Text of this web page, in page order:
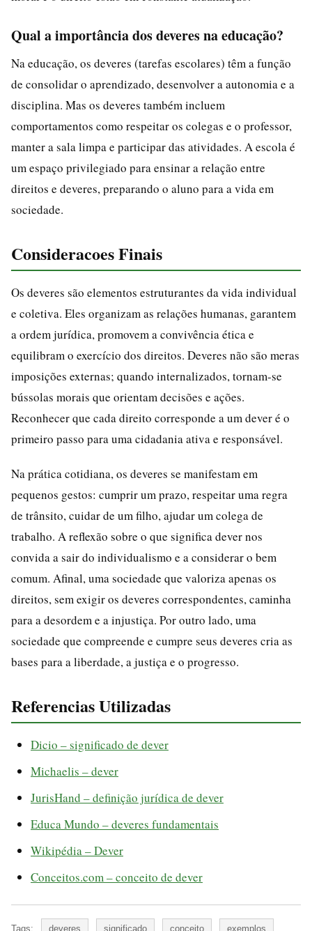
Qual a importância dos deveres na educação?
Na educação, os deveres (tarefas escolares) têm a função
de consolidar o aprendizado, desenvolver a autonomia e a
disciplina. Mas os deveres também incluem
comportamentos como respeitar os colegas e o professor,
manter a sala limpa e participar das atividades. A escola é
um espaço privilegiado para ensinar a relação entre
direitos e deveres, preparando o aluno para a vida em
sociedade.
Consideracoes Finais
Os deveres são elementos estruturantes da vida individual
e coletiva. Eles organizam as relações humanas, garantem
a ordem jurídica, promovem a convivência ética e
equilibram o exercício dos direitos. Deveres não são meras
imposições externas; quando internalizados, tornam-se
bússolas morais que orientam decisões e ações.
Reconhecer que cada direito corresponde a um dever é o
primeiro passo para uma cidadania ativa e responsável.
Na prática cotidiana, os deveres se manifestam em
pequenos gestos: cumprir um prazo, respeitar uma regra
de trânsito, cuidar de um filho, ajudar um colega de
trabalho. A reflexão sobre o que significa dever nos
convida a sair do individualismo e a considerar o bem
comum. Afinal, uma sociedade que valoriza apenas os
direitos, sem exigir os deveres correspondentes, caminha
para a desordem e a injustiça. Por outro lado, uma
sociedade que compreende e cumpre seus deveres cria as
bases para a liberdade, a justiça e o progresso.
Referencias Utilizadas
Dicio – significado de dever
Michaelis – dever
JurisHand – definição jurídica de dever
Educa Mundo – deveres fundamentais
Wikipédia – Dever
Conceitos.com – conceito de dever
Tags: deveres significado conceito exemplos